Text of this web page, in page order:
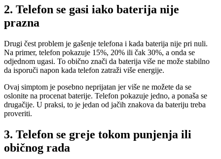
2. Telefon se gasi iako baterija nije
prazna
Drugi čest problem je gašenje telefona i kada baterija nije pri nuli.
Na primer, telefon pokazuje 15%, 20% ili čak 30%, a onda se
odjednom ugasi. To obično znači da baterija više ne može stabilno
da isporuči napon kada telefon zatraži više energije.
Ovaj simptom je posebno neprijatan jer više ne možete da se
oslonite na procenat baterije. Telefon pokazuje jedno, a ponaša se
drugačije. U praksi, to je jedan od jačih znakova da bateriju treba
proveriti.
3. Telefon se greje tokom punjenja ili
običnog rada